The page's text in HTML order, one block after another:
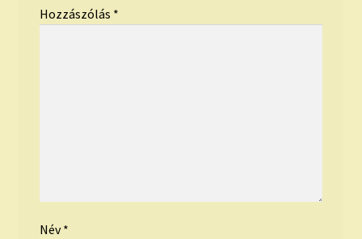
Hozzászólás *
Név*